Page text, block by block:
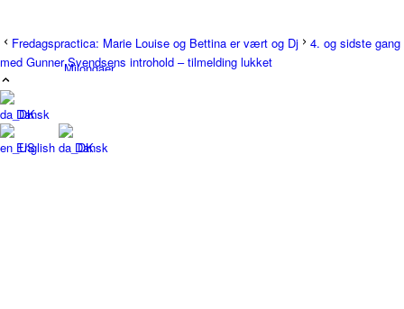
Milongaer
TangoSpirer
Fredagspractica: Marie Louise og Bettina er vært og Dj
4. og sidste gang
med Gunner Svendsens introhold – tilmelding lukket
Dansk
English
Dansk